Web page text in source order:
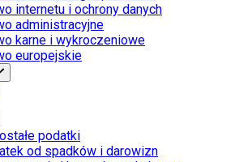
internetu i ochrony danych
administracyjne
karne i wykroczeniowe
europejskie
podatki
od spadków i darowizn